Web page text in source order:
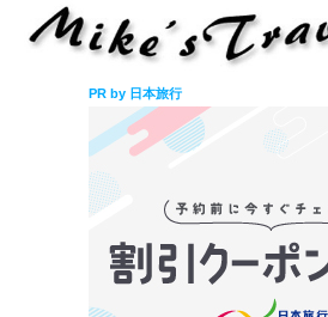
PR by 日本旅行